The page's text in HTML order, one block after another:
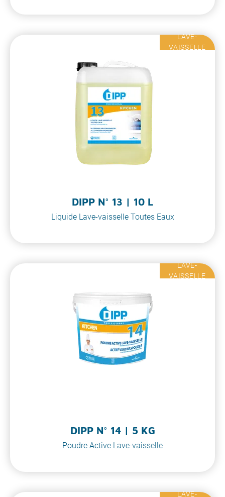
LAVE-
VAISSELLE
DIPP N° 13 | 10 L
Liquide Lave-vaisselle Toutes Eaux
LAVE-
VAISSELLE
DIPP N° 14 | 5 KG
Poudre Active Lave-vaisselle
LAVE-